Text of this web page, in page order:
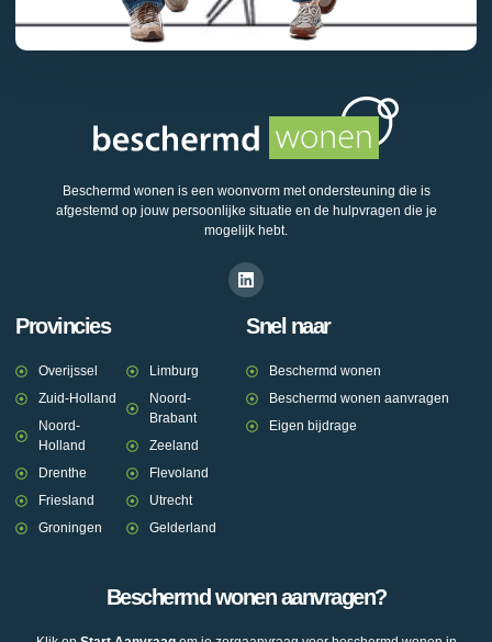
Beschermd wonen is een woonvorm met ondersteuning die is
afgestemd op jouw persoonlijke situatie en de hulpvragen die je
mogelijk hebt.
Provincies
Overijssel
Zuid-Holland
Noord-
Holland
Drenthe
Friesland
Groningen
Limburg
Noord-
Brabant
Zeeland
Flevoland
Utrecht
Gelderland
Snel naar
Beschermd wonen
Beschermd wonen aanvragen
Eigen bijdrage
Beschermd wonen aanvragen?